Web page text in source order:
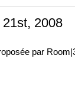
2008
par